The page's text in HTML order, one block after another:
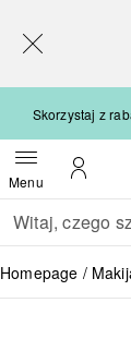
Skorzystaj z
MenuOtwórz menu
Moje
Wracać
Wykonaj
Homepage